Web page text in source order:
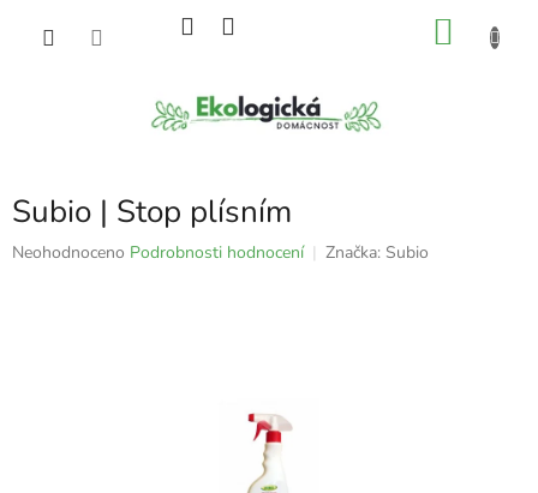
Subio | Stop plísním
Průměrné
Neohodnoceno Podrobnosti hodnocení Značka: Subio